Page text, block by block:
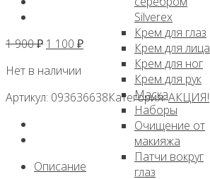
Silverex
Крем для глаз
Крем для лица
Крем для ног
Крем для рук
Маска
Наборы
Очищение от
макияжа
Патчи вокруг
глаз
1 900₽ Первоначальная
составляла
900 ₽.
1 100 ₽Текущая
100 ₽.
Нет в наличии
Артикул: 093636638Категория:АКЦИЯ!
Описание